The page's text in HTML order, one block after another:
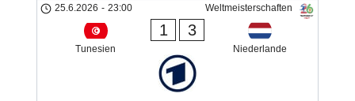
Weltmeisterschaften
25.6.2026 - 23:00
Tunesien
1 3
Niederlande